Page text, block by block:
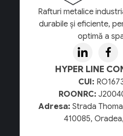
Rafturi metalice
durabile și eficiente,
optimă a
HYPER LINE
CUI:
ROONRC:
Adresa: Strada
410085,